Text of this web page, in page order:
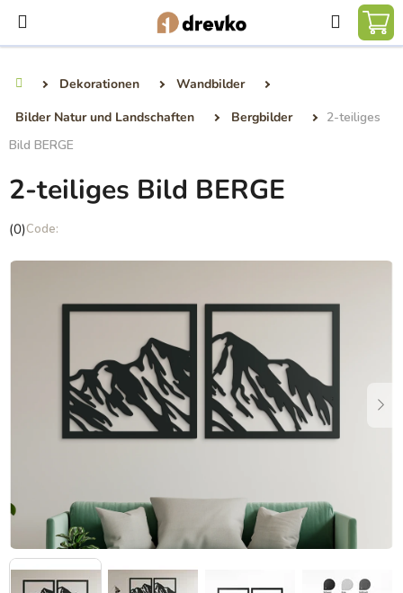
Inhalt
springen
Suchen
Dekorationen
Wandbilder
Bilder Natur und Landschaften
Bergbilder
2-teiliges
Bild BERGE
2-teiliges Bild BERGE
Die
Produktbewertung
(0)